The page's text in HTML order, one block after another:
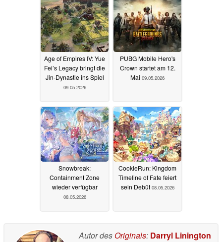
Age of Empires IV: Yue
Fei’s Legacy bringt die
Jin-Dynastie ins Spiel
09.05.2026
PUBG Mobile Hero's
Crown startet am 12.
Mai 09.05.2026
Snowbreak:
Containment Zone
wieder verfügbar
08.05.2026
CookieRun: Kingdom
Timeline of Fate feiert
sein Debüt 08.05.2026
Autor des Originals: Darryl Linington